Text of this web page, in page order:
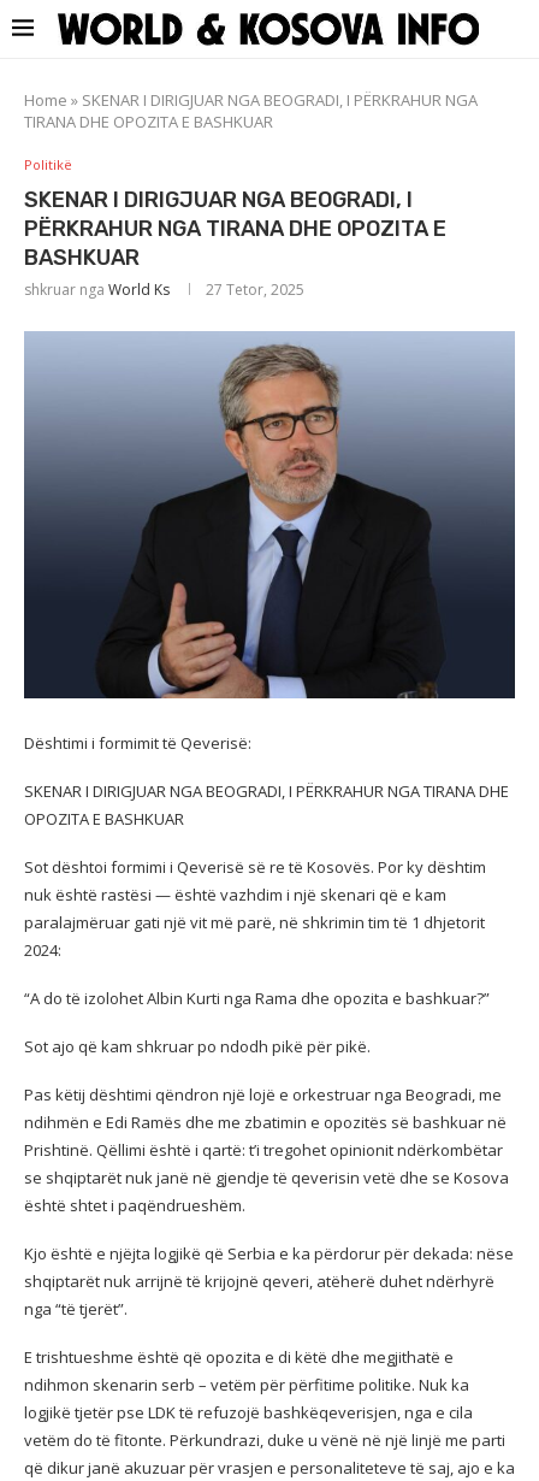
Home » SKENAR I DIRIGJUAR NGA BEOGRADI, I PËRKRAHUR NGA
TIRANA DHE OPOZITA E BASHKUAR
Politikë
SKENAR I DIRIGJUAR NGA BEOGRADI, I
PËRKRAHUR NGA TIRANA DHE OPOZITA E
BASHKUAR
shkruar nga World Ks 27 Tetor, 2025
Dështimi i formimit të Qeverisë:
SKENAR I DIRIGJUAR NGA BEOGRADI, I PËRKRAHUR NGA TIRANA DHE
OPOZITA E BASHKUAR
Sot dështoi formimi i Qeverisë së re të Kosovës. Por ky dështim
nuk është rastësi — është vazhdim i një skenari që e kam
paralajmëruar gati një vit më parë, në shkrimin tim të 1 dhjetorit
2024:
“A do të izolohet Albin Kurti nga Rama dhe opozita e bashkuar?”
Sot ajo që kam shkruar po ndodh pikë për pikë.
Pas këtij dështimi qëndron një lojë e orkestruar nga Beogradi, me
ndihmën e Edi Ramës dhe me zbatimin e opozitës së bashkuar në
Prishtinë. Qëllimi është i qartë: t’i tregohet opinionit ndërkombëtar
se shqiptarët nuk janë në gjendje të qeverisin vetë dhe se Kosova
është shtet i paqëndrueshëm.
Kjo është e njëjta logjikë që Serbia e ka përdorur për dekada: nëse
shqiptarët nuk arrijnë të krijojnë qeveri, atëherë duhet ndërhyrë
nga “të tjerët”.
E trishtueshme është që opozita e di këtë dhe megjithatë e
ndihmon skenarin serb – vetëm për përfitime politike. Nuk ka
logjikë tjetër pse LDK të refuzojë bashkëqeverisjen, nga e cila
vetëm do të fitonte. Përkundrazi, duke u vënë në një linjë me parti
që dikur janë akuzuar për vrasjen e personaliteteve të saj, ajo e ka